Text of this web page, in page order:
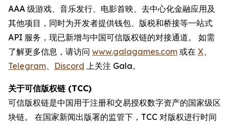
AAA 级游戏、音乐发行、电影首映、去中心化金融应用及
其他项目，同时为开发者提供钱包、版税和桥接等一站式
API 服务，现已新增与中国可信版权链的对接通道。 如需
了解更多信息，请访问 www.galagames.com 或在 X
Telegram
Discord 上关注 Gala。
关于可信版权链 (TCC)
可信版权链是中国用于注册和交易授权数字资产的国家级区
块链。 在国家新闻出版署的监管下，TCC 对版权进行时间